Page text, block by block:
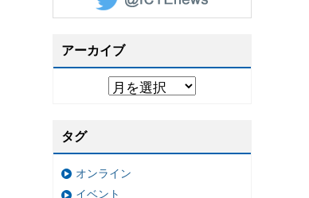
アーカイブ
タグ
オンライン
イベント